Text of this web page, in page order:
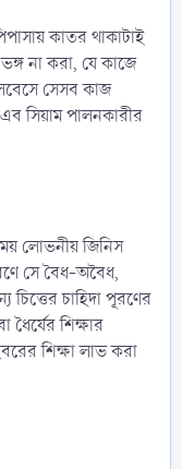
কাতর থাকাটাই
না করা, যে কাজে
সেসব কাজ
সিয়াম পালনকারীর
লোভনীয় জিনিস
সে বৈধ-অবৈধ,
চিত্তের চাহিদা পূরণের
ধৈর্যের শিক্ষার
শিক্ষা লাভ করা